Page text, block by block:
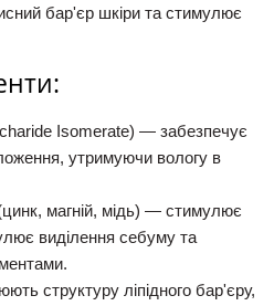
бар'єр шкіри та стимулює
Isomerate) — забезпечує
утримуючи вологу в
магній, мідь) — стимулює
виділення себуму та
структуру ліпідного бар'єру,